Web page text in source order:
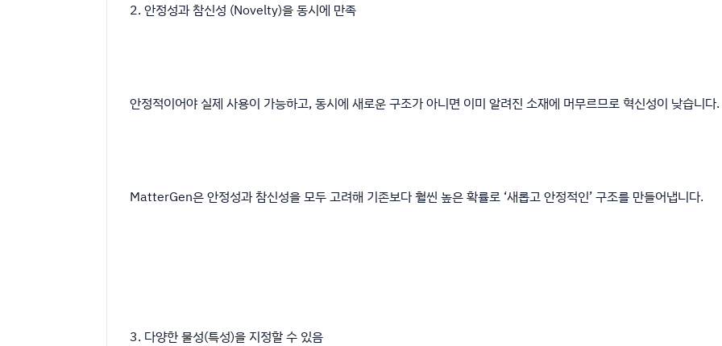
2. 안정성과 참신성 (Novelty)을 동시에 만족
안정적이어야 실제 사용이 가능하고, 동시에 새로운 구조가 아니면 이미 알려진 소재에 머무르므로 혁신성이 낮습니다.
MatterGen은 안정성과 참신성을 모두 고려해 기존보다 훨씬 높은 확률로 ‘새롭고 안정적인’ 구조를 만들어냅니다.
3. 다양한 물성(특성)을 지정할 수 있음